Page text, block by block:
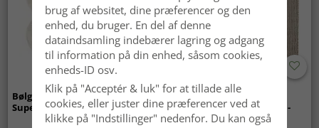
Bølget ryatæppe - Aranga
Super Soft Fur (beige)
Tæpper til
indendørs/udendørs brug -
Arlo (beige)
brug af websitet, dine præferencer og den
enhed, du bruger. En del af denne
dataindsamling indebærer lagring og adgang
til information på din enhed, såsom cookies,
enheds-ID osv.
Klik på "Acceptér & luk" for at tillade alle
cookies, eller juster dine præferencer ved at
klikke på "Indstillinger" nedenfor. Du kan også